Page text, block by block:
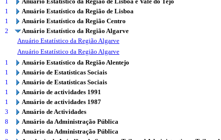
1
Anuário Estatístico da Região de Lisboa
1
Anuário Estatístico da Região Centro
2
Anuário Estatístico da Região Algarve
Anuário Estatístico da Região Algarve
Anuário Estatístico da Região Algarve
1
Anuário Estatístico da Região Alentejo
1
Anuário de Estatísticas Sociais
1
Anuário de Estatísticas Sociais
1
Anuário de actividades 1991
1
Anuário de actividades 1987
3
Anuário de Actividades
8
Anuário da Administração Pública
8
Anuário da Administração Pública